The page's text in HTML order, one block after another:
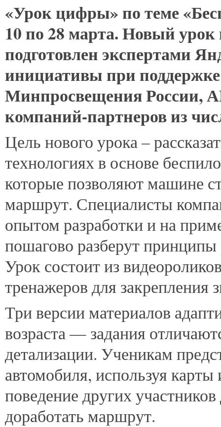
«Урокцифры» по теме
10 по 28 марта. Новый урок
подготовлен экспертами
инициативы при
Минпросвещения России,
компаний-партнеров из
Цель нового урока –
технологиях в основе
которые позволяют машине
маршрут. Специалисты
опытом разработки и на
пошагово разберут
Урок состоит из
тренажеров для закрепления
Три версии материалов
возраста — задания
детализации. Ученикам
автомобиля, используя
поведение других
доработать маршрут.